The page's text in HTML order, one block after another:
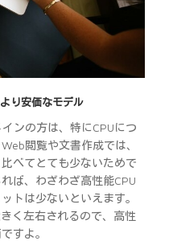
り安価なモデル
ンの方は、特にCPUにつ
閲覧や文書作成では、
べてとても少ないためで
ば、わざわざ高性能CPU
トは少ないといえます。
く左右されるので、高性
すよ。